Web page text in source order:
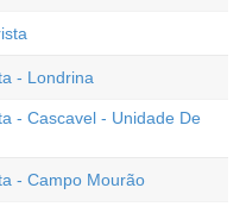
- Londrina
- Cascavel - Unidade De
- Campo Mourão